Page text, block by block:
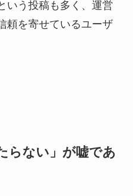
いう投稿も多く、運営
頼を寄せているユーザ
らない」が嘘であ